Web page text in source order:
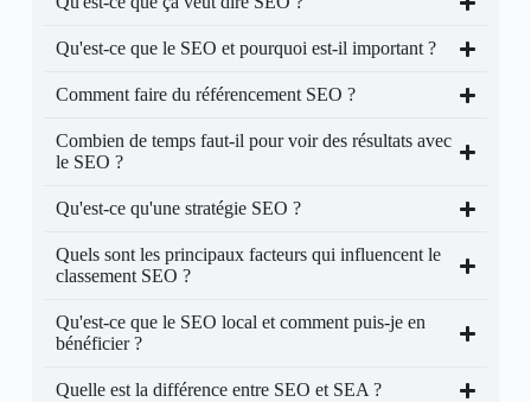
Qu'est-ce que le SEO et pourquoi est-il important ?
Comment faire du référencement SEO ?
Combien de temps faut-il pour voir des résultats avec
le SEO ?
Qu'est-ce qu'une stratégie SEO ?
Quels sont les principaux facteurs qui influencent le
classement SEO ?
Qu'est-ce que le SEO local et comment puis-je en
bénéficier ?
Quelle est la différence entre SEO et SEA ?